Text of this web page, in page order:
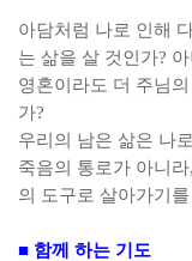
아담처럼 나로 인해
는 삶을 살 것인가?
영혼이라도 더 주님
가?
우리의 남은 삶은 나
죽음의 통로가 아니라,
의 도구로 살아가기
■ 함께 하는 기도